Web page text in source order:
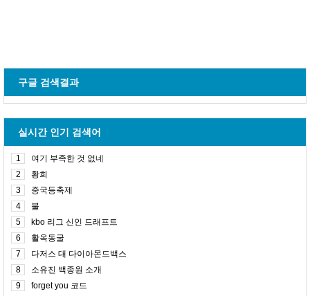
구글 검색결과
실시간 인기 검색어
1
여기 부족한 것 없네
2
황희
3
중국등축제
4
불
5
kbo 리그 신인 드래프트
6
활옥동굴
7
다저스 대 다이아몬드백스
8
소유진 백종원 소개
9
forget you 코드